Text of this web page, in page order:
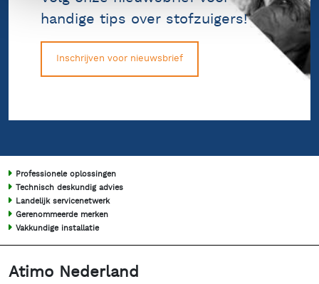
handige tips over stofzuigers!
Inschrijven voor nieuwsbrief
Professionele oplossingen
Technisch deskundig advies
Landelijk servicenetwerk
Gerenommeerde merken
Vakkundige installatie
Atimo Nederland